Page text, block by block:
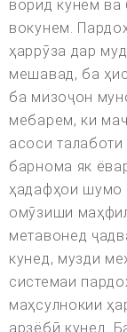
ворид кунем ва
вокунем.
ҳаррӯза дар
мешавад, ба
ба мизоҷон
мебарем, ки
асоси
барнома як
ҳадафҳои шумо
омӯзиши
метавонед
кунед, музди
системаи
маҳсулнокии
арзёбӣ кунед.